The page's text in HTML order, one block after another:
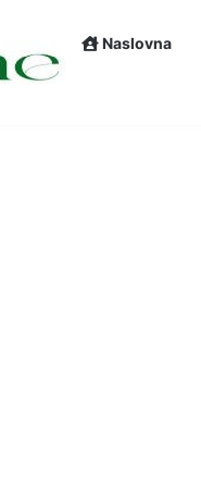
Naslovna